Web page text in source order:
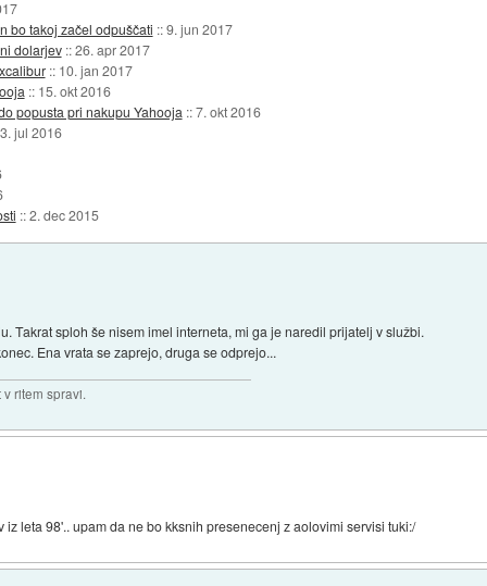
bo takoj začel odpuščati ::9. jun 2017
dolarjev ::26. apr 2017
:: 10. jan 2017
:: 15. okt 2016
popusta pri nakupu Yahooja ::7. okt 2016
jul 2016
::2. dec 2015
Takrat sploh še nisem imel interneta, mi ga je naredil prijatelj v službi.
Ena vrata se zaprejo, druga se odprejo...
v ritem spravi.
leta 98'.. upam da ne bo kksnih presenecenj z aolovimi servisi tuki:/